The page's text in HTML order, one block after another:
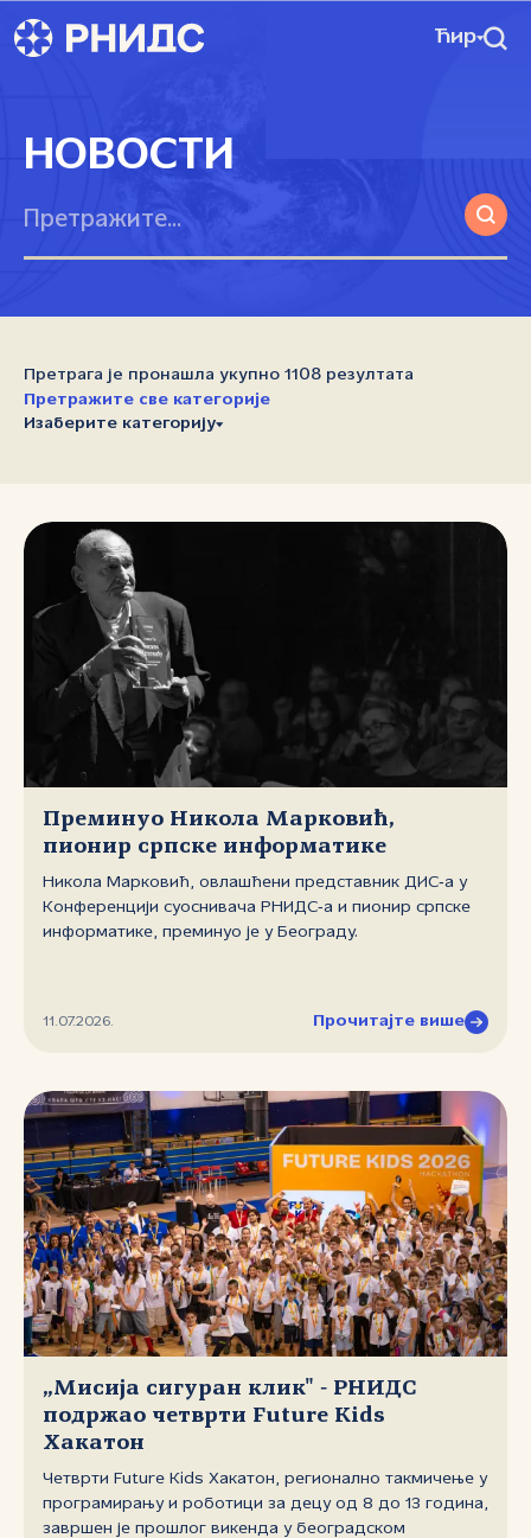
Ћир
НОВОСТИ
Претрага је пронашла укупно 1108 резултата
Претражите све категорије
Изаберите категорију
Преминуо Никола Марковић,
пионир српске информатике
Никола Марковић, овлашћени представник ДИС‑а у
Конференцији суоснивача РНИДС‑а и пионир српске
информатике, преминуо је у Београду.
11.07.2026. Прочитајте више
„Мисија сигуран клик" ‑ РНИДС
подржао четврти Future Kids
Хакатон
Четврти Future Kids Хакатон, регионално такмичење у
програмирању и роботици за децу од 8 до 13 година,
завршен је прошлог викенда у београдском